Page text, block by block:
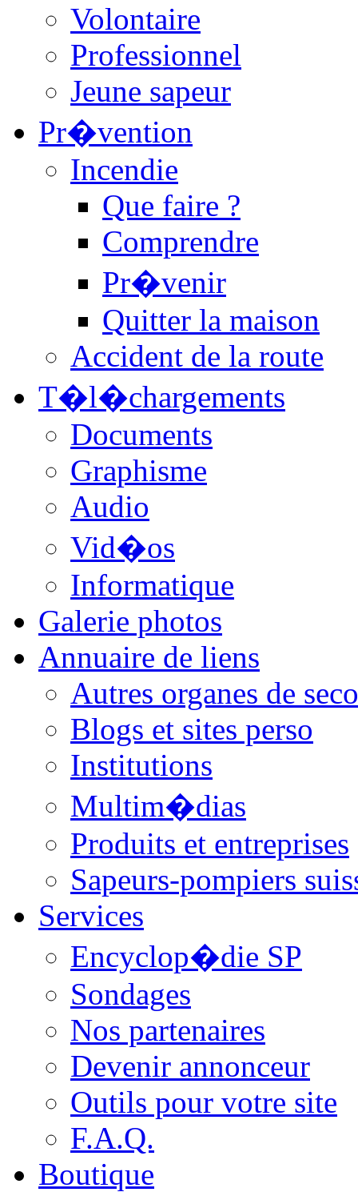
Volontaire
Professionnel
Jeune sapeur
Pr�vention
Incendie
Que faire ?
Comprendre
Pr�venir
Quitter la maison
Accident de la route
T�l�chargements
Documents
Graphisme
Audio
Vid�os
Informatique
Galerie photos
Annuaire de liens
Autres organes de
Blogs et sites perso
Institutions
Multim�dias
Produits et entreprises
Sapeurs-pompiers
Services
Encyclop�die SP
Sondages
Nos partenaires
Devenir annonceur
Outils pour votre site
F.A.Q.
Boutique